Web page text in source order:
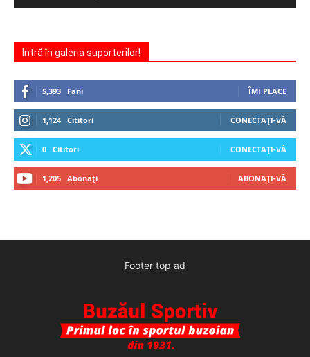
Intră în galeria suporterilor!
5,393 Fani ÎMI PLACE
1,124 Cititori CONECTAȚI-VĂ
0 Cititori CONECTAȚI-VĂ
1,205 Abonați ABONAȚI-VĂ
Footer top ad